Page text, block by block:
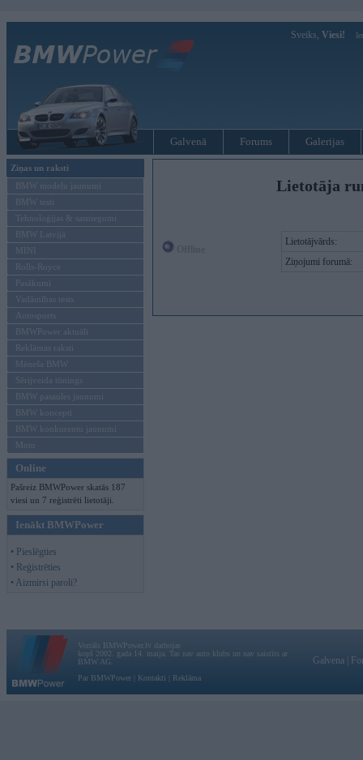
Sveiks, Viesi!
Galvenā Forums Galerijas
Ziņas un raksti
BMW modeļu jaunumi
BMW testi
Tehnoloģijas & sasniegumi
BMW Latvijā
MINI
Rolls-Royce
Pasākumi
Vadāmības tests
Autosports
BMWPower aktuāli
Reklāmas raksti
Mēneša BMW
Sērijveida tūnings
BMW pasaules jaunumi
BMW koncepti
BMW konkurentu jaunumi
Moto
Online
Pašreiz BMWPower skatās 187
viesi un 7 reģistrēti lietotāji.
Ienākt BMWPower
• Pieslēgties
• Reģistrēties
• Aizmirsi paroli?
Lietotāja
Lietotājvārds:
Ziņojumi forumā:
Vortāls BMWPower.lv darbojas
kopš 2002. gada 14. maija. Tas nav auto klubs un nav saistīts ar
BMW AG.
Par BMWPower
Kontakti Reklāma
Galvena